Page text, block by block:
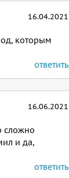
16.04.2021
которым
ответить
16.06.2021
сложно
и да,
ответить